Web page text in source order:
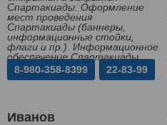
Спартакиады. Оформление
мест проведения
Спартакиады (баннеры,
информационные стойки,
флаги и пр.). Информационное
обеспечение Спартакиады
8-980-358-8399
22-83-99
Иванов